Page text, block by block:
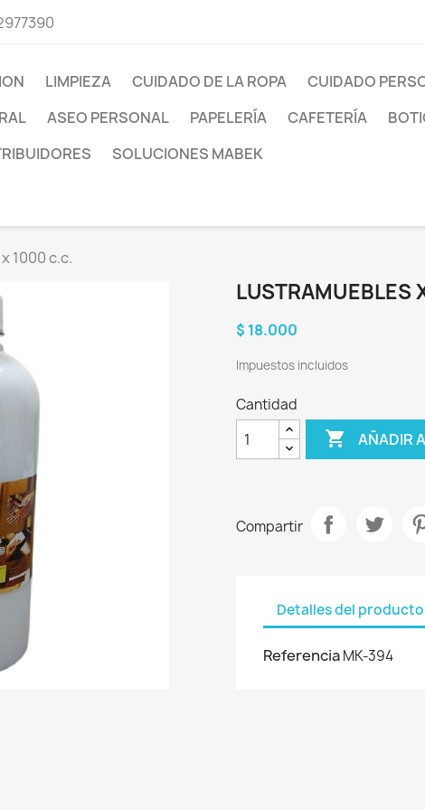
LIMPIEZA CUIDADO DE LA ROPA CUIDADO
ASEO PERSONAL PAPELERÍA CAFETERÍA
SOLUCIONES MABEK
1000 c.c.
LUSTRAMUEBLES
$ 18.000
Impuestos incluidos
Cantidad
 AÑADIR
Compartir
Detalles del producto
ReferenciaMK-394